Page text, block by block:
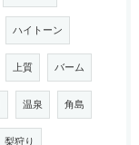
ハイトーン
上質 バーム
温泉 角島
梨狩り